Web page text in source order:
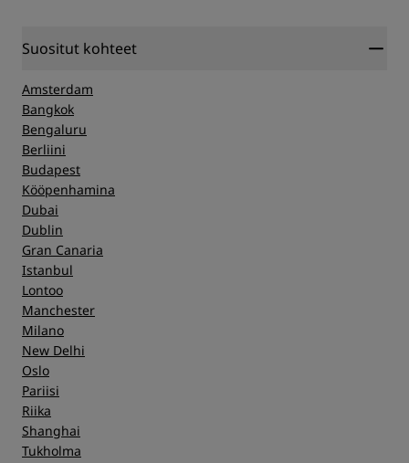
Suositut kohteet
Amsterdam
Bangkok
Bengaluru
Berliini
Budapest
Kööpenhamina
Dubai
Dublin
Gran Canaria
Istanbul
Lontoo
Manchester
Milano
New Delhi
Oslo
Pariisi
Riika
Shanghai
Tukholma